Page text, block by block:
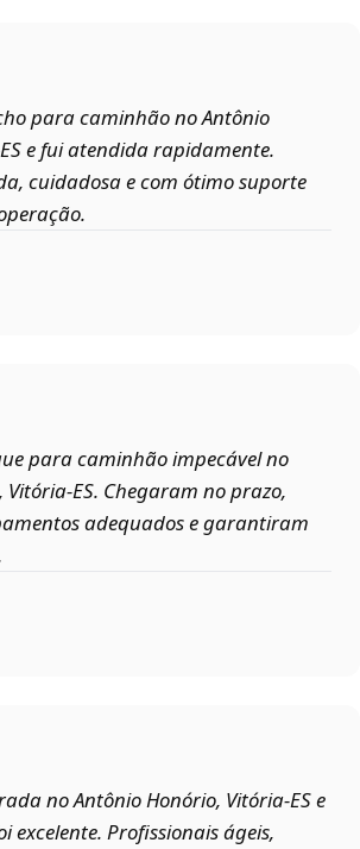
para caminhão no Antônio
e fui atendida rapidamente.
cuidadosa e com ótimo suporte
para caminhão impecável no
Chegaram no prazo,
adequados e garantiram
no Antônio Honório, Vitória‑ES e
excelente. Profissionais ágeis,